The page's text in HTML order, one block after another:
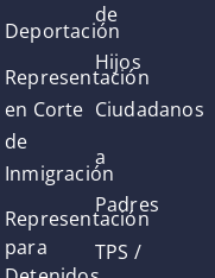
Deportación
Representación
en Corte
de
Inmigración
Representación
para
de
Hijos
Ciudadanos
a
Padres
TPS /